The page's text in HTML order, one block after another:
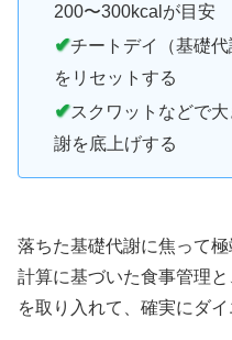
200〜300kcalが目安
✔チートデイ（基礎
をリセットする
✔スクワットなどで
謝を底上げする
落ちた基礎代謝に焦って
計算に基づいた食事管理
を取り入れて、確実にダ